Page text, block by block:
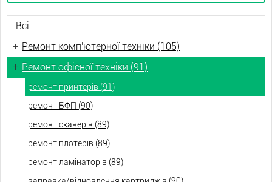
Всі
+ Ремонт комп'ютерної техніки (105)
+ Ремонт офісної техніки (91)
ремонт принтерів (91)
ремонт БФП (90)
ремонт сканерів (89)
ремонт плотерів (89)
ремонт ламінаторів (89)